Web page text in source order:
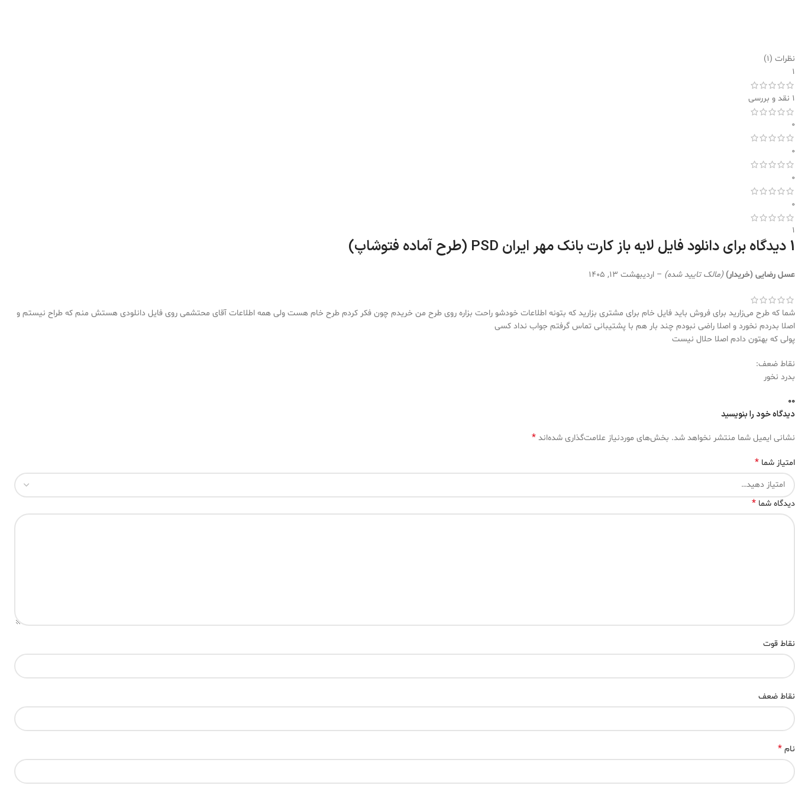
نظرات (1)
1
1 نقد و بررسی
0
0
0
0
1
1 دیدگاه برای دانلود فایل لایه باز کارت بانک مهر ایران PSD (طرح آماده فتوشاپ)
عسل رضایی (خریدار)(مالک تایید شده) – اردیبهشت 13, 1405
شما که طرح می‌زارید برای فروش باید فایل خام برای مشتری بزارید که بتونه اطلاعات خودشو راحت بزاره روی طرح من خریدم چون فکر کردم طرح خام هست ولی همه اطلاعات آقای محتشمی روی فایل دانلودی هستش منم که طراح نیستم و
اصلا بدردم نخورد و اصلا راضی نبودم چند بار هم با پشتیبانی تماس گرفتم جواب نداد کسی
پولی که بهتون دادم اصلا حلال نیست
نقاط ضعف:
بدرد نخور
0
0
دیدگاه خود را بنویسید
نشانی ایمیل شما منتشر نخواهد شد. بخش‌های موردنیاز علامت‌گذاری شده‌اند *
امتیاز شما *
دیدگاه شما *
نقاط قوت
نقاط ضعف
نام *